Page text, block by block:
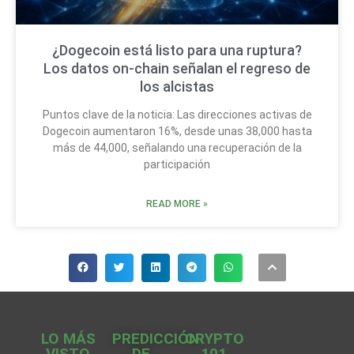
¿Dogecoin está listo para una ruptura?
Los datos on-chain señalan el regreso de
los alcistas
Puntos clave de la noticia: Las direcciones activas de
Dogecoin aumentaron 16%, desde unas 38,000 hasta
más de 44,000, señalando una recuperación de la
participación
READ MORE »
LO MÁS
PREDICCIÓNCRYPTO